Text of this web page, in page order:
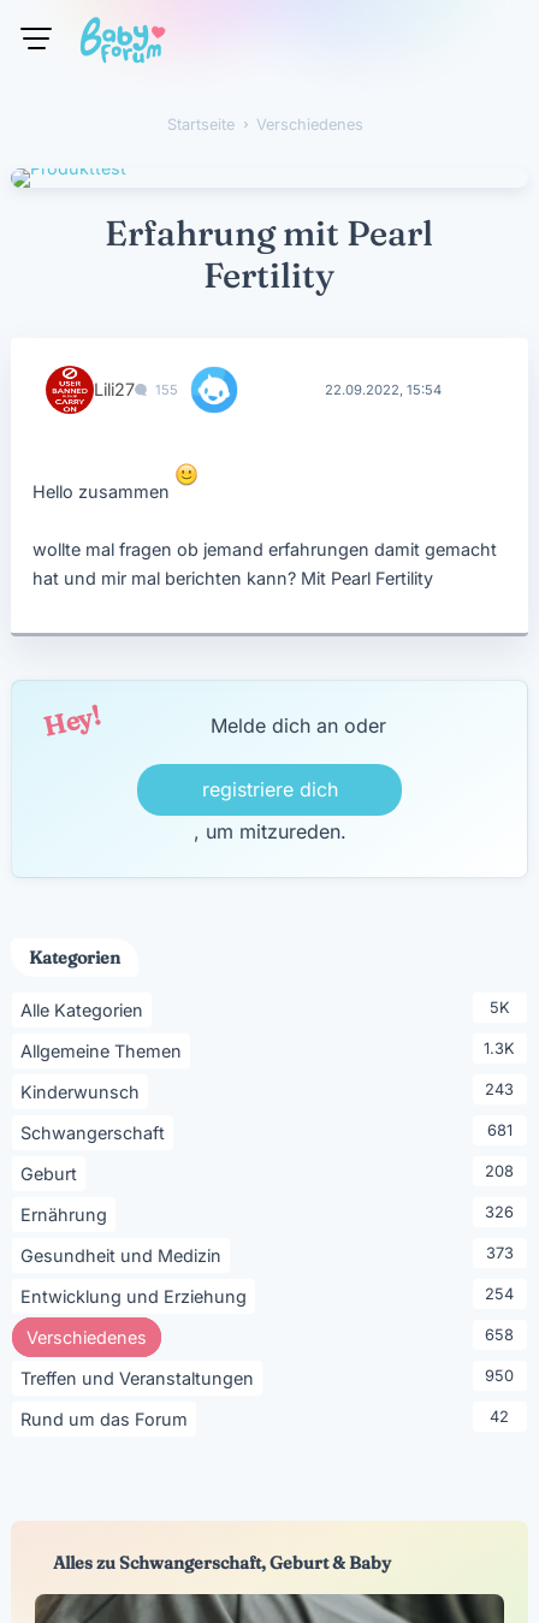
Startseite › Verschiedenes
Erfahrung mit Pearl
Fertility
Lili27 155 22.09.2022, 15:54
Hello zusammen
wollte mal fragen ob jemand erfahrungen damit gemacht
hat und mir mal berichten kann? Mit Pearl Fertility
Hey! Melde dich an oder
registriere dich
, um mitzureden.
Kategorien
5K
Alle Kategorien
1.3K
Allgemeine Themen
243
Kinderwunsch
681
Schwangerschaft
208
Geburt
326
Ernährung
373
Gesundheit und Medizin
254
Entwicklung und Erziehung
658
Verschiedenes
950
Treffen und Veranstaltungen
42
Rund um das Forum
Alles zu Schwangerschaft, Geburt & Baby